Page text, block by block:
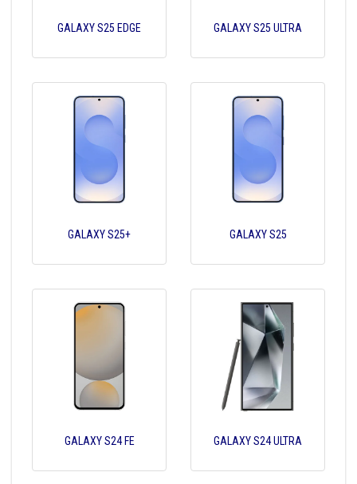
GALAXY S25 EDGE GALAXY S25 ULTRA
GALAXY S25+ GALAXY S25
GALAXY S24 FE GALAXY S24 ULTRA